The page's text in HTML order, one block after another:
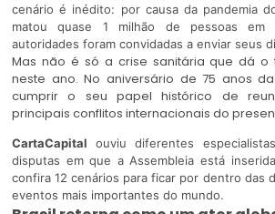
cenário é inédito: por causa da pandemia
matou quase 1 milhão de pessoas
autoridades foram convidadas a enviar seus
Mas não é só a crise sanitária que dá o
neste ano. No aniversário de 75 anos
cumprir o seu papel histórico de
principais conflitos internacionais do
CartaCapital ouviu diferentes
disputas em que a Assembleia está
confira 12 cenários para ficar por dentro das
eventos mais importantes do mundo.